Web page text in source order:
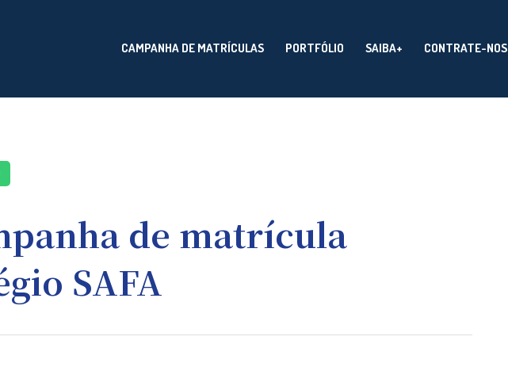
CAMPANHA DE MATRÍCULAS PORTFÓLIO SAIBA+ CONTRATE-NOS
de matrícula
SAFA